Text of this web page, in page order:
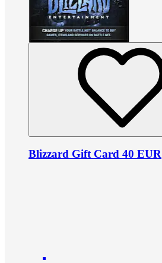
Blizzard Gift Card 40 EUR